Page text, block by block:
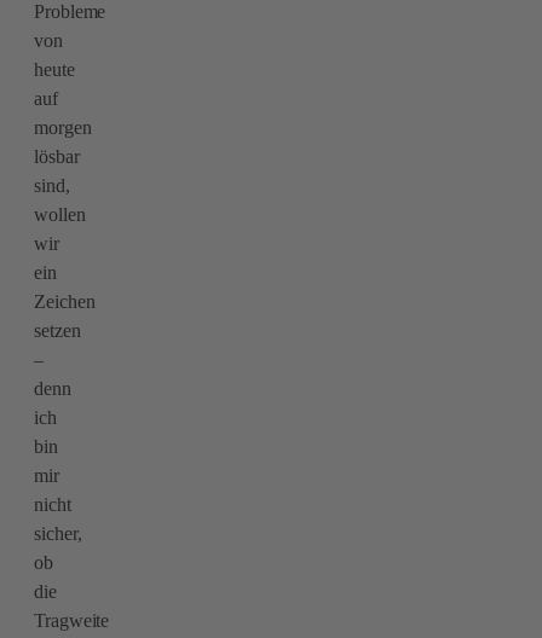
Probleme
von
heute
auf
morgen
lösbar
sind,
wollen
wir
ein
Zeichen
setzen
–
denn
ich
bin
mir
nicht
sicher,
ob
die
Tragweite